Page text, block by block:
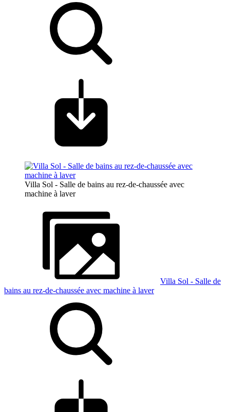
Villa Sol - Salle de bains au rez-de-chaussée avec
machine à laver
Villa Sol - Salle de
bains au rez-de-chaussée avec machine à laver